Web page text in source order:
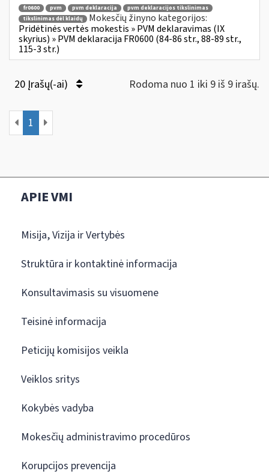
fr0600 pvm pvm deklaracija
pvm deklaracijos tikslinimas
tikslinimas dėl klaidų
Mokesčių žinyno kategorijos:
Pridėtinės vertės mokestis » PVM deklaravimas (IX
skyrius) » PVM deklaracija FR0600 (84-86 str., 88-89 str.,
115-3 str.)
20 Įrašų(-ai) Rodoma nuo 1 iki 9 iš 9 irašų.
1
APIE VMI
Misija, Vizija ir Vertybės
Struktūra ir kontaktinė informacija
Konsultavimasis su visuomene
Teisinė informacija
Peticijų komisijos veikla
Veiklos sritys
Kokybės vadyba
Mokesčių administravimo procedūros
Korupcijos prevencija